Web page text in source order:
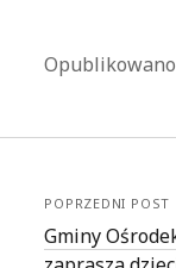
POPRZEDNI POST
Gminy